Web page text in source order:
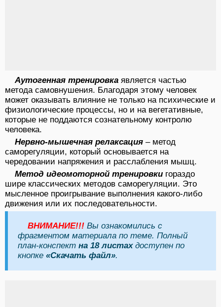
Аутогенная тренировка является частью
метода самовнушения. Благодаря этому человек
может оказывать влияние не только на психические и
физиологические процессы, но и на вегетативные,
которые не поддаются сознательному контролю
человека.
Нервно-мышечная релаксация – метод
саморегуляции, который основывается на
чередовании напряжения и расслабления мышц.
Метод идеомоторной тренировки гораздо
шире классических методов саморегуляции. Это
мысленное проигрывание выполнения какого-либо
движения или их последовательности.
ВНИМАНИЕ!!! Вы ознакомились с
фрагментом материала по теме. Полный
план-конспект на 18 листахдоступен по
кнопке «Скачать файл».